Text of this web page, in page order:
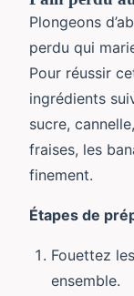
Plongeons
perdu qui
Pour réussir
ingrédients
sucre,
fraises, les
finement.
Étapes de
Fouettez
ensemble.